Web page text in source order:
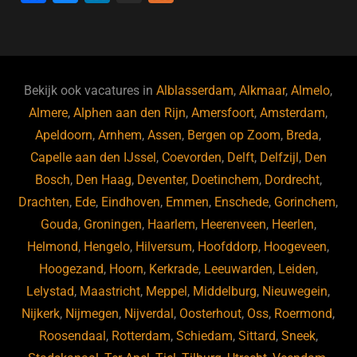
b
o
o
k
ky dI
n
Bekijk ook vacatures inAlblasserdam,Alkmaar,Almelo,
Almere,Alphen aan den Rijn,Amersfoort,Amsterdam,
Apeldoorn,Arnhem,Assen, Bergen op Zoom, Breda,
Capelle aan den IJssel, Coevorden, Delft, Delfzijl, Den
Bosch, Den Haag, Deventer, Doetinchem, Dordrecht,
Drachten, Ede, Eindhoven, Emmen, Enschede, Gorinchem,
Gouda, Groningen, Haarlem, Heerenveen, Heerlen,
Helmond, Hengelo, Hilversum, Hoofddorp, Hoogeveen,
Hoogezand, Hoorn, Kerkrade, Leeuwarden, Leiden,
Lelystad, Maastricht, Meppel, Middelburg, Nieuwegein,
Nijkerk, Nijmegen, Nijverdal, Oosterhout, Oss, Roermond,
Roosendaal, Rotterdam, Schiedam, Sittard, Sneek,